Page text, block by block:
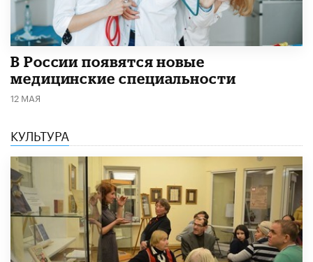
В России появятся новые
медицинские специальности
12 МАЯ
КУЛЬТУРА